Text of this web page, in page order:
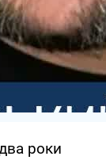
роки